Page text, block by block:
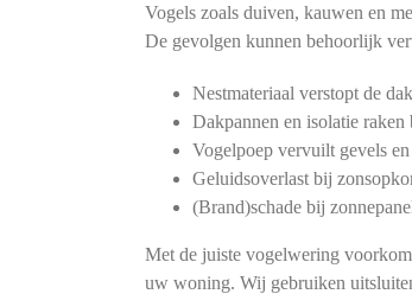
Vogels zoals duiven, kauwen en
De gevolgen kunnen behoorlijk
Nestmateriaal verstopt de
Dakpannen en isolatie raken
Vogelpoep vervuilt gevels en
Geluidsoverlast bij
(Brand)schade bij
Met de juiste vogelwering
uw woning. Wij gebruiken